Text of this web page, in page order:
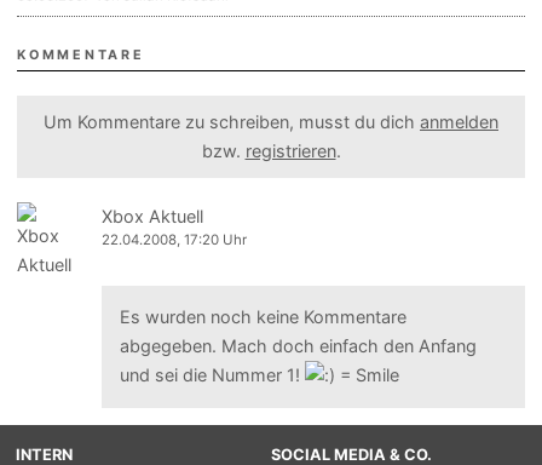
KOMMENTARE
Um Kommentare zu schreiben, musst du dich anmelden
bzw. registrieren.
Xbox Aktuell
22.04.2008, 17:20 Uhr
Es wurden noch keine Kommentare
abgegeben. Mach doch einfach den Anfang
und sei die Nummer 1!
INTERN
SOCIAL MEDIA & CO.